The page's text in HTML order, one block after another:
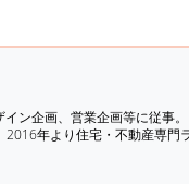
ン企画、営業企画等に従事
年より住宅・不動産専門